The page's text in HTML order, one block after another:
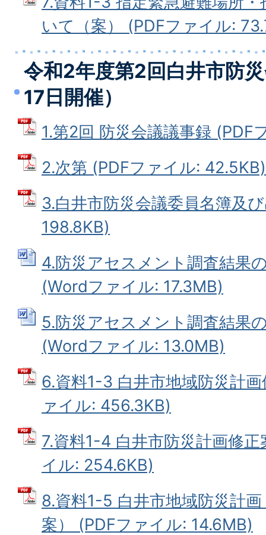
いて（案） (PDFファイル:
令和2年度第2回白井市防
17日開催）
1.第2回 防災会議議事録 (PDF
2.次第 (PDFファイル: 42.5KB)
3.白井市防災会議委員名簿及
198.8KB)
4.防災アセスメント調査結果
(Wordファイル: 17.3MB)
5.防災アセスメント調査結果
(Wordファイル: 13.0MB)
6.資料1-3 白井市地域防災計
ァイル: 456.3KB)
7.資料1-4 白井市防災計画修
イル: 254.6KB)
8.資料1-5 白井市地域防災計
案） (PDFファイル: 14.6MB)